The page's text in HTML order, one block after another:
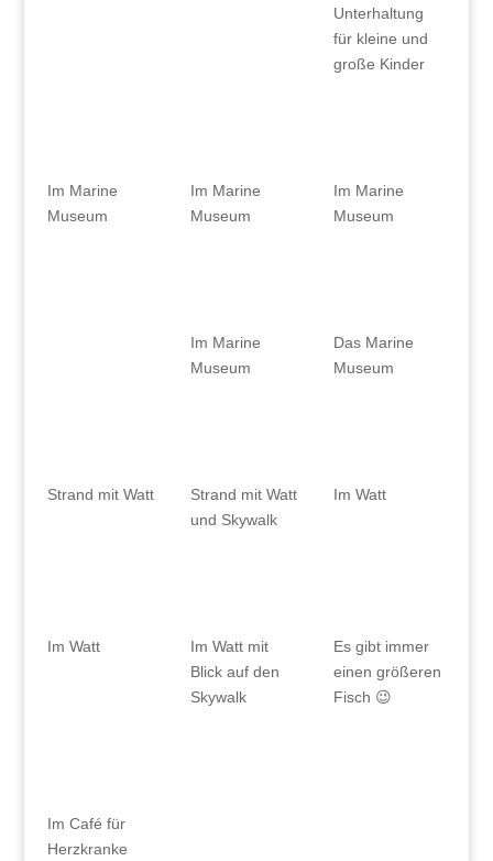
Unterhaltung
für kleine und
große Kinder
Im Marine
Museum
Im Marine
Museum
Im Marine
Museum
Im Marine
Museum
Das Marine
Museum
Strand mit Watt
Strand mit Watt
und Skywalk
Im Watt
Im Watt
Im Watt mit
Blick auf den
Skywalk
Es gibt immer
einen größeren
Fisch 😉
Im Café für
Herzkranke